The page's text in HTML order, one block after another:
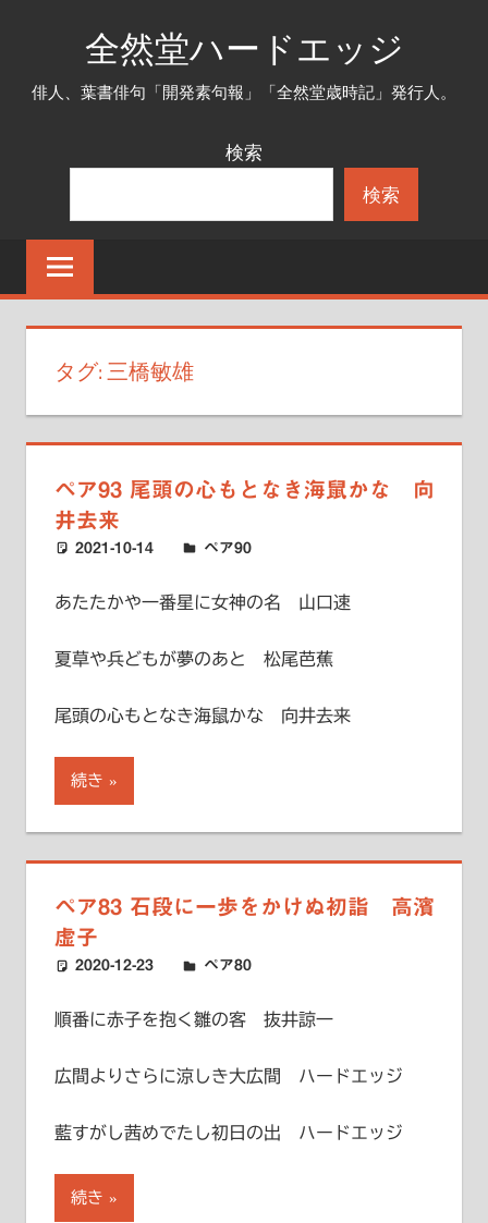
プ
全然堂ハードエッジ
俳人、葉書俳句「開発素句報」「全然堂歳時記」発行人。
検索
検索
タグ:三橋敏雄
ペア93 尾頭の心もとなき海鼠かな 向
井去来
2021-10-14 ハードエッジ
ペア90
あたたかや一番星に女神の名 山口速
夏草や兵どもが夢のあと 松尾芭蕉
尾頭の心もとなき海鼠かな 向井去来
続き
ペア83 石段に一歩をかけぬ初詣 高濱
虚子
2020-12-23 ハードエッジ
ペア80
順番に赤子を抱く雛の客 抜井諒一
広間よりさらに涼しき大広間 ハードエッジ
藍すがし茜めでたし初日の出 ハードエッジ
続き